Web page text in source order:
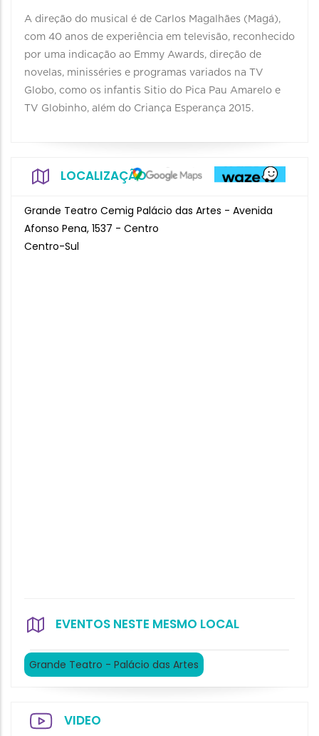
A direção do musical é de Carlos Magalhães (Magá),
com 40 anos de experiência em televisão, reconhecido
por uma indicação ao Emmy Awards, direção de
novelas, minisséries e programas variados na TV
Globo, como os infantis Sitio do Pica Pau Amarelo e
TV Globinho, além do Criança Esperança 2015.
LOCALIZAÇÃO
Grande Teatro Cemig Palácio das Artes - Avenida
Afonso Pena, 1537 - Centro
Centro-Sul
EVENTOS NESTE MESMO LOCAL
Grande Teatro - Palácio das Artes
VIDEO